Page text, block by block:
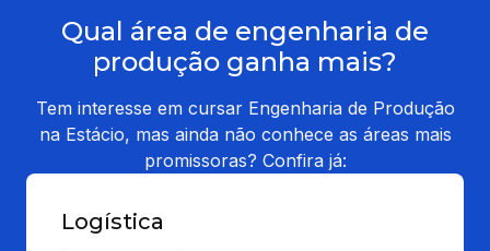
Qual área de engenharia de
produção ganha mais?
Tem interesse em cursar Engenharia de Produção
na Estácio, mas ainda não conhece as áreas mais
promissoras? Confira já:
Logística